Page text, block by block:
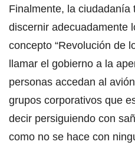
Finalmente, la
discernir adecuadamente
concepto “Revolución de
llamar el gobierno a la
personas accedan al
grupos corporativos que
decir persiguiendo con
como no se hace con